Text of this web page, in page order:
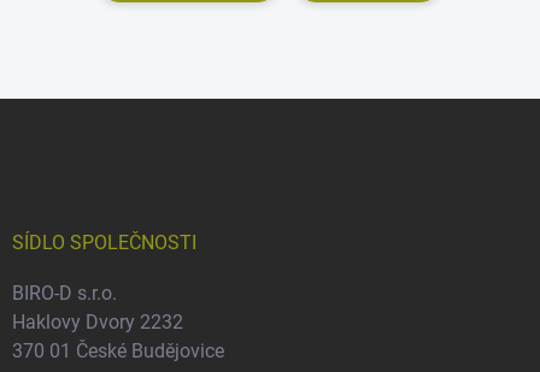
SÍDLO SPOLEČNOSTI
BIRO-D s.r.o.
Haklovy Dvory 2232
370 01 České Budějovice